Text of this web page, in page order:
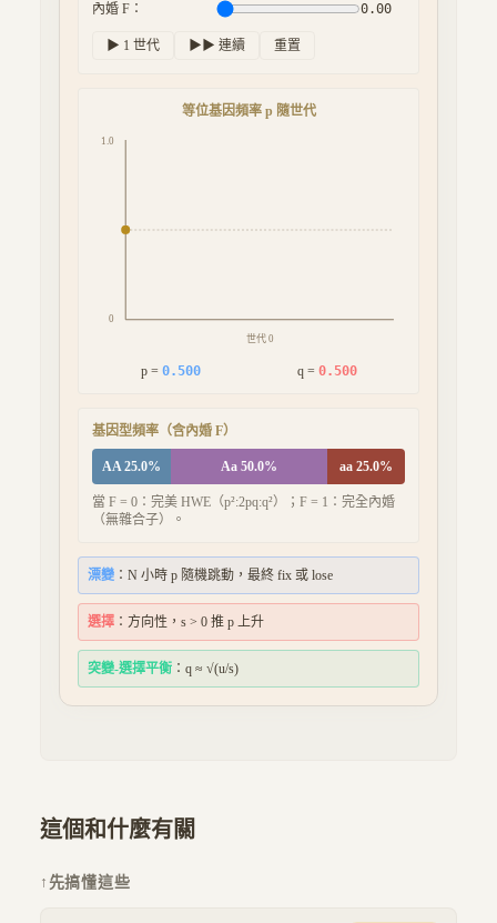
內婚 F：
0.00
▶ 1 世代 ▶▶ 連續 重置
等位基因頻率 p 隨世代
1.0
0
世代0
p = 0.500 q = 0.500
基因型頻率（含內婚 F）
AA 25.0% Aa 50.0% aa 25.0%
當 F = 0：完美 HWE（p²:2pq:q²）；F = 1：完全內婚
（無雜合子）。
漂變 ：N 小時 p 隨機跳動，最終 fix 或 lose
選擇 ：方向性，s > 0 推 p 上升
突變-選擇平衡 ：q ≈ √(u/s)
這個和什麼有關
↑ 先搞懂這些